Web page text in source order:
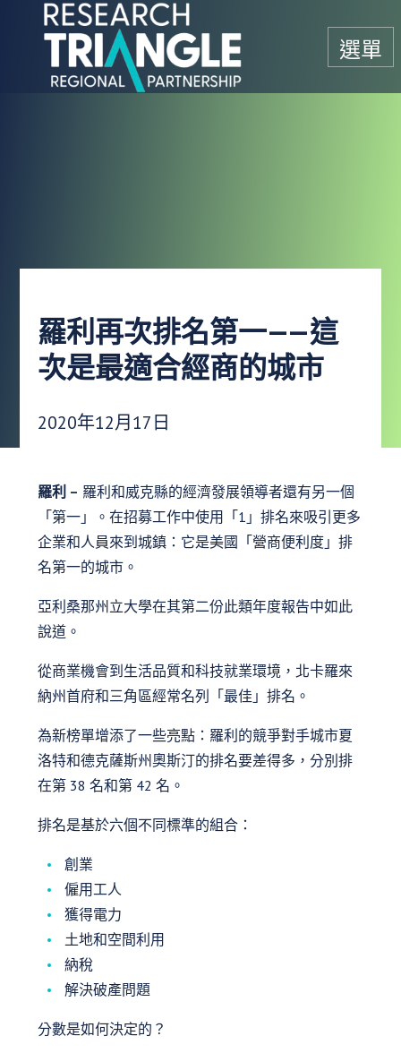
跳至內容
選單
羅利再次排名第一——這
次是最適合經商的城市
發布日期：
2020年12月17日
羅利 – 羅利和威克縣的經濟發展領導者還有另一個
「第一」。在招募工作中使用「1」排名來吸引更多
企業和人員來到城鎮：它是美國「營商便利度」排
名第一的城市。
亞利桑那州立大學在其第二份此類年度報告中如此
說道。
從商業機會到生活品質和科技就業環境，北卡羅來
納州首府和三角區經常名列「最佳」排名。
為新榜單增添了一些亮點：羅利的競爭對手城市夏
洛特和德克薩斯州奧斯汀的排名要差得多，分別排
在第 38 名和第 42 名。
排名是基於六個不同標準的組合：
創業
僱用工人
獲得電力
土地和空間利用
納稅
解決破產問題
分數是如何決定的？